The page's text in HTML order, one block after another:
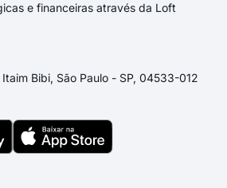
e financeiras através da Loft
Bibi, São Paulo - SP, 04533-012